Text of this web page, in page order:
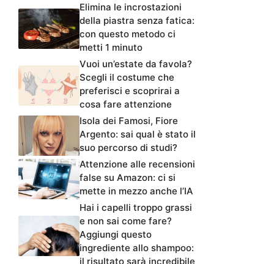
Elimina le incrostazioni
della piastra senza fatica:
con questo metodo ci
metti 1 minuto
Vuoi un’estate da favola?
Scegli il costume che
preferisci e scoprirai a
cosa fare attenzione
Isola dei Famosi, Fiore
Argento: sai qual è stato il
suo percorso di studi?
Attenzione alle recensioni
false su Amazon: ci si
mette in mezzo anche l’IA
Hai i capelli troppo grassi
e non sai come fare?
Aggiungi questo
ingrediente allo shampoo:
il risultato sarà incredibile